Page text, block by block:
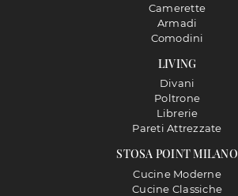
STOSA POINT MILANO
Cucine Moderne
Cucine Classiche
LIVING
Divani
Poltrone
Librerie
Pareti Attrezzate
Camerette
Armadi
Comodini